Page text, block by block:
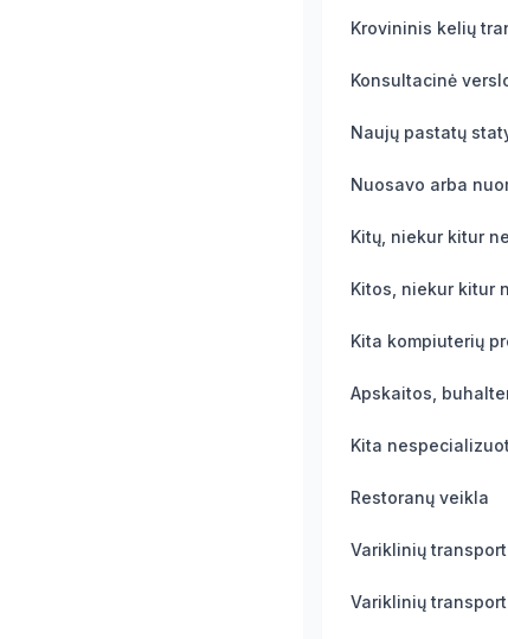
Krovininis kelių
Naujų pastatų
Restoranų veikla